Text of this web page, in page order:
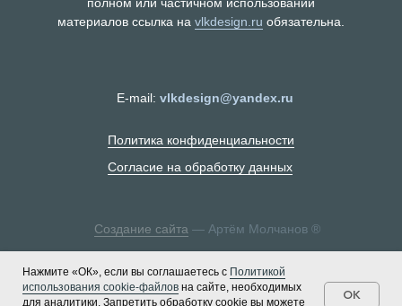
Политика конфиденциальности
Согласие на обработку данных
материалов ссылка на vlkdesign.ru обязательна.
Создание сайта — Артём Молчанов ®
E-mail: vlkdesign@yandex.ru
Нажмите «ОК», если вы соглашаетесь с Политикой
использования cookie-файлов на сайте, необходимых
для аналитики. Запретить обработку cookie вы можете
OK